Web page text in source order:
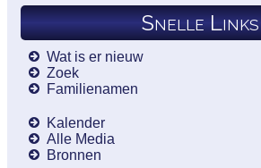
Snelle Links
Wat is er nieuw
Zoek
Familienamen
Kalender
Alle Media
Bronnen